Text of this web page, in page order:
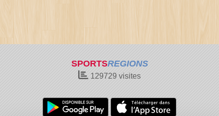
SPORTSREGIONS
129729 visites